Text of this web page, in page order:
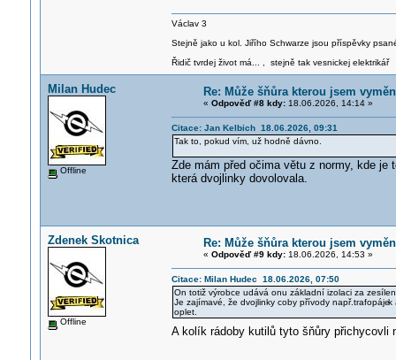
Václav 3
Stejně jako u kol. Jiřího Schwarze jsou příspěvky
Řidič tvrdej život má... , stejně tak vesnickej elektrikář
Milan Hudec
Offline
Re: Může šňůra kterou jsem
« Odpověď #8 kdy:18.06.2026, 14:14 »
Citace: Jan Kelbich 18.06.2026, 09:31
Tak to, pokud vím, už hodně dávno.
Zde mám před očima větu z normy, kde je
která dvojlinky dovolovala.
Zdenek Skotnica
Offline
Re: Může šňůra kterou jsem
« Odpověď #9 kdy:18.06.2026, 14:53 »
Citace: Milan Hudec 18.06.2026, 07:50
On totiž výrobce udává onu základní izolaci za
Je zajímavé, že dvojlinky coby přívody např.trafopájek
oplet.
A kolík rádoby kutilů tyto šňůry